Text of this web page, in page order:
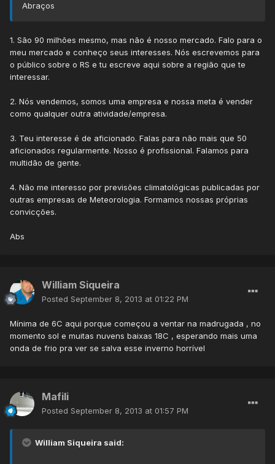
Abraços
1. São 90 milhões mesmo, mas não é nosso mercado. Falo para o
meu mercado e conheço seus interesses. Nós escrevemos para
o público sobre o RS e tu escreve aqui sobre a região que te
interessar.
2. Nós vendemos, somos uma empresa e nossa meta é vender
como qualquer outra atividade/empresa.
3. Teu interesse é de aficionado. Falas para não mais que 50
aficionados regularmente. Nosso é profissional. Falamos para
multidão de gente.
4. Não me interesso por previsões climatológicas publicadas por
outras empresas de Meteorologia. Formamos nossas próprias
convicções.
Abs
William Siqueira
Posted September 8, 2013 at 01:22 PM
Mínima de 6C aqui porque começou a ventar na madrugada , no
momento sol e muitas nuvens baixas 18C , esperando mais uma
onda de frio pra ver se salva esse inverno horrível
Mafili
Posted September 8, 2013 at 01:57 PM
William Siqueira said: